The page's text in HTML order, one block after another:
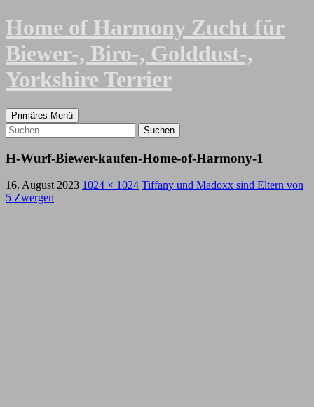
Zum
Inhalt
springen
Home of Harmony Zucht für
Biewer-, Biro-, Golddust-,
Yorkshire Terrier
Suchen
Primäres Menü
Suchen
nach:
H-Wurf-Biewer-kaufen-Home-of-Harmony-1
16. August 2023 1024 × 1024 Tiffany und Madoxx sind Eltern von
5 Zwergen